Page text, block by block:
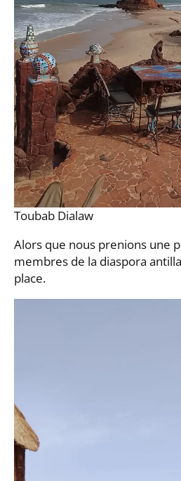
Toubab Dialaw
Alors que nous prenions une
membres de la diaspora
place.